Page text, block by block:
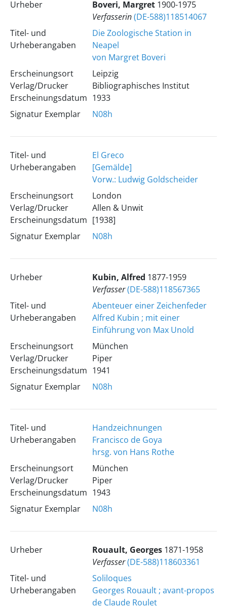
Urheber Boveri, Margret 1900-1975
Verfasserin(DE-588)118514067
Titel- und
Urheberangaben
Die Zoologische Station in
Neapel
von Margret Boveri
Erscheinungsort
Verlag/Drucker
Erscheinungsdatum
Leipzig
Bibliographisches Institut
1933
Signatur Exemplar
N08h
Titel- und
Urheberangaben
El Greco
[Gemälde]
Vorw.: Ludwig Goldscheider
Erscheinungsort
Verlag/Drucker
Erscheinungsdatum
London
Allen & Unwit
[1938]
Signatur Exemplar
N08h
Urheber Kubin, Alfred 1877-1959
Verfasser(DE-588)118567365
Titel- und
Urheberangaben
Abenteuer einer Zeichenfeder
Alfred Kubin ; mit einer
Einführung von Max Unold
Erscheinungsort
Verlag/Drucker
Erscheinungsdatum
München
Piper
1941
Signatur Exemplar
N08h
Titel- und
Urheberangaben
Handzeichnungen
Francisco de Goya
hrsg. von Hans Rothe
Erscheinungsort
Verlag/Drucker
Erscheinungsdatum
München
Piper
1943
Signatur Exemplar
N08h
Urheber Rouault, Georges 1871-1958
Verfasser(DE-588)118603361
Titel- und
Urheberangaben
Soliloques
Georges Rouault ; avant-propos
de Claude Roulet